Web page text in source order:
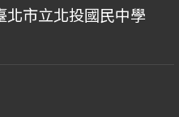
北市立北投國民中學